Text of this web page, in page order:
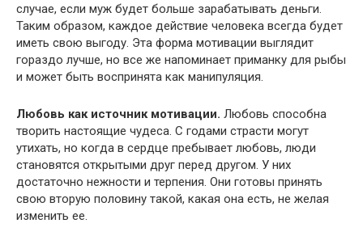
случае, если муж будет больше зарабатывать деньги.
Таким образом, каждое действие человека всегда будет
иметь свою выгоду. Эта форма мотивации выглядит
гораздо лучше, но все же напоминает приманку для рыбы
и может быть воспринята как манипуляция.
Любовь как источник мотивации. Любовь способна
творить настоящие чудеса. С годами страсти могут
утихать, но когда в сердце пребывает любовь, люди
становятся открытыми друг перед другом. У них
достаточно нежности и терпения. Они готовы принять
свою вторую половину такой, какая она есть, не желая
изменить ее.